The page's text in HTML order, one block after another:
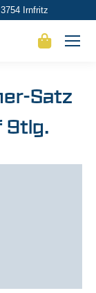
Irnfritz
Satz
9tlg.